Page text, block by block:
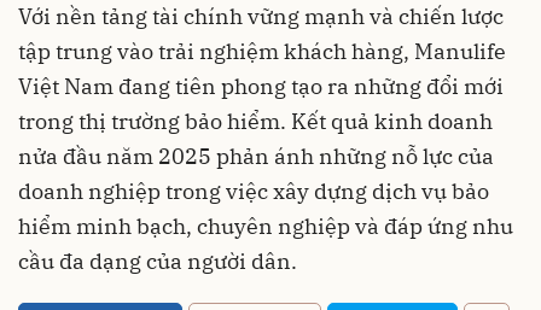
Với nền tảng tài chính vững mạnh và chiến lược
tập trung vào trải nghiệm khách hàng, Manulife
Việt Nam đang tiên phong tạo ra những đổi mới
trong thị trường bảo hiểm. Kết quả kinh doanh
nửa đầu năm 2025 phản ánh những nỗ lực của
doanh nghiệp trong việc xây dựng dịch vụ bảo
hiểm minh bạch, chuyên nghiệp và đáp ứng nhu
cầu đa dạng của người dân.